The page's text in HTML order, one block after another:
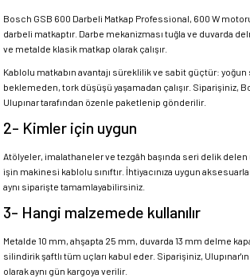
Bosch GSB 600 Darbeli Matkap Professional, 600 W
darbeli matkaptır. Darbe mekanizması tuğla ve duvarda
ve metalde klasik matkap olarak çalışır.
Kablolu matkabın avantajı süreklilik ve sabit güçtür:
beklemeden, tork düşüşü yaşamadan çalışır. Siparişiniz,
Ulupınar tarafından özenle paketlenip gönderilir.
2- Kimler için uygun
Atölyeler, imalathaneler ve tezgâh başında seri delik
işin makinesi kablolu sınıftır. İhtiyacınıza uygun
aynı siparişte tamamlayabilirsiniz.
3- Hangi malzemede kullanılır
Metalde 10 mm, ahşapta 25 mm, duvarda 13 mm delme
silindirik şaftlı tüm uçları kabul eder. Siparişiniz,
olarak aynı gün kargoya verilir.